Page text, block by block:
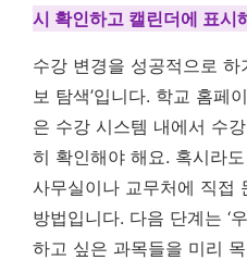
시 확인하고 캘린더에 표시
수강 변경을 성공적으로 하
보 탐색’입니다. 학교 홈페
은 수강 시스템 내에서 수
히 확인해야 해요. 혹시라
사무실이나 교무처에 직접
방법입니다. 다음 단계는 ‘
하고 싶은 과목들을 미리